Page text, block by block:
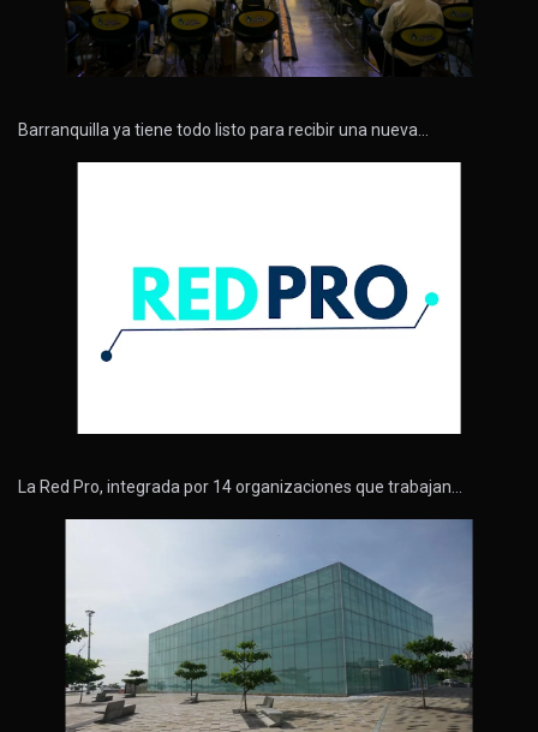
Barranquilla ya tiene todo listo para recibir una nueva…
La Red Pro, integrada por 14 organizaciones que trabajan…